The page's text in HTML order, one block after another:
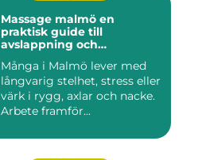
Massage malmö en
praktisk guide till
avslappning och
Många i Malmö lever med
långvarig stelhet, stress eller
värk i rygg, axlar och nacke.
Arbete framför...